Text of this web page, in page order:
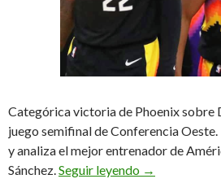
Categórica victoria de Phoenix sobre
juego semifinal de Conferencia Oeste.
y analiza el mejor entrenador de
Sánchez. Seguir leyendo Del minuto 1
→